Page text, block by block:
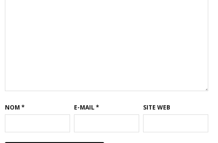
NOM * E-MAIL* SITE WEB